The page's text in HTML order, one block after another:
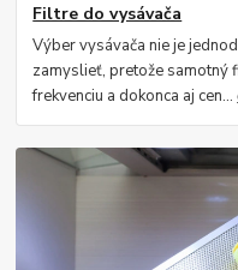
Filtre do vysávača
Výber vysávača nie je
zamyslieť, pretože samotný
frekvenciu a dokonca aj cen...